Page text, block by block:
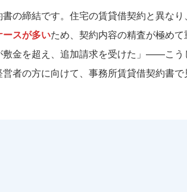
の締結です。住宅の賃貸借契約と異な
スが多いため、契約内容の精査が極めて
敷金を超え、追加請求を受けた」——こ
者の方に向けて、事務所賃貸借契約書で